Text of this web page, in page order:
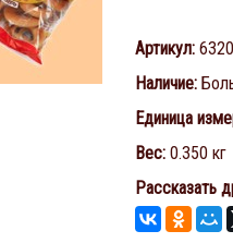
Артикул: 6320
Наличие:
Единица
Вес: 0.350 кг
Рассказать